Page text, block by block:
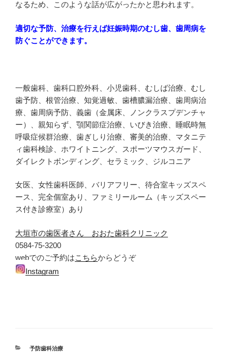
なるため、このような話が広がったかと思われます。
適切な予防、治療を行えば妊娠時期のむし歯、歯周病を
防ぐことができます。
一般歯科、歯科口腔外科、小児歯科、むしば治療、むし
歯予防、根管治療、知覚過敏、歯槽膿漏治療、歯周病治
療、歯周病予防、義歯（金属床、ノンクラスプデンチャ
ー）、親知らず、顎関節症治療、いびき治療、睡眠時無
呼吸症候群治療、歯ぎしり治療、審美的治療、マタニテ
ィ歯科検診、ホワイトニング、スポーツマウスガード、
ダイレクトボンディング、セラミック、ジルコニア
女医、女性歯科医師、バリアフリー、待合室キッズスペ
ース、完全個室あり、ファミリールーム（キッズスペー
ス付き診療室）あり
大垣市の歯医者さん おおた歯科クリニック
0584-75-3200
webでのご予約はこちらからどうぞ
Instagram
カ
予防歯科治療